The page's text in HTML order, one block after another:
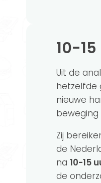
10-
Uit de
hetzelfde
nieuwe
Zij
de
na 10-15
de